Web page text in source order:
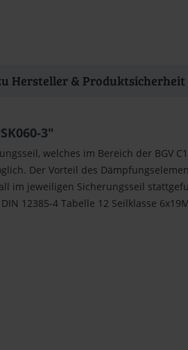
Hersteller & Produktsicherheit
3"
welches im Bereich der BGV
Der Vorteil des
im jeweiligen Sicherungsseil
12385-4 Tabelle 12 Seilklasse